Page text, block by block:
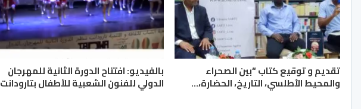
تقديم و توقيع كتاب “بين الصحراء
والمحيط الأطلسي، التاريخ، الحضارة،…
بالفيديو: افتتاح الدورة الثانية للمهرجان
الدولي للفنون الشعبية للأطفال بتارودانت